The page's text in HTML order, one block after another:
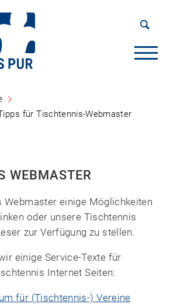
für Tischtennis-Webmaster
WEBMASTER
Webmaster einige Möglichkeiten
oder unsere Tischtennis
zur Verfügung zu stellen.
einige Service-Texte für
Internet Seiten:
für (Tischtennis-) Vereine